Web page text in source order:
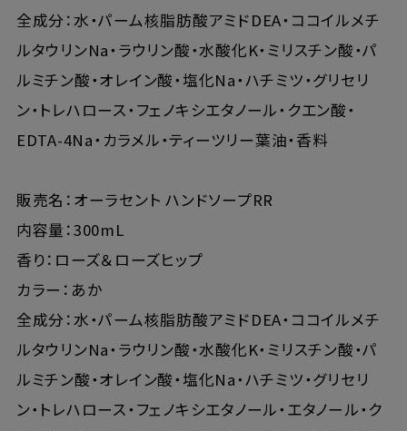
全成分：水・パーム核脂肪酸アミドDEA・ココイルメチ
ルタウリンNa・ラウリン酸・水酸化K・ミリスチン酸・パ
ルミチン酸・オレイン酸・塩化Na・ハチミツ・グリセリ
ン・トレハロース・フェノキシエタノール・クエン酸・
EDTA-4Na・カラメル・ティーツリー葉油・香料
販売名：オーラセント ハンドソープRR
内容量：300mL
香り：ローズ＆ローズヒップ
カラー：あか
全成分：水・パーム核脂肪酸アミドDEA・ココイルメチ
ルタウリンNa・ラウリン酸・水酸化K・ミリスチン酸・パ
ルミチン酸・オレイン酸・塩化Na・ハチミツ・グリセリ
ン・トレハロース・フェノキシエタノール・エタノール・ク